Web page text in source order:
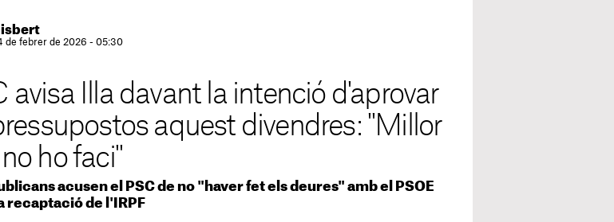
de febrer de 2026 - 05:30
avisa Illa davant la intenció d'aprovar
aquest divendres: "Millor
ho faci"
acusen el PSC de no "haver fet els deures" amb el PSOE
recaptació de l'IRPF